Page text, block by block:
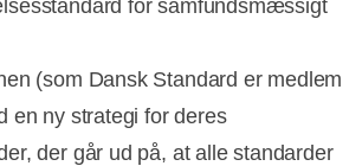
for samfundsmæssigt
(som Dansk Standard er medlem
en ny strategi for deres
der går ud på, at alle standarder